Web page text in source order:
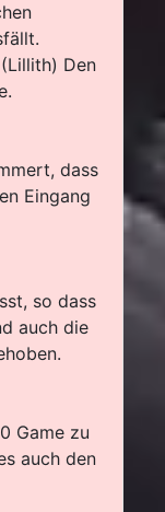
Den
dass
Eingang
so dass
auch die
Game zu
auch den